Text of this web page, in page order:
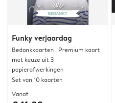
Funky verjaardag
Bedankkaarten | Premium kaart
met keuze uit 3
papierafwerkingen
Set van 10 kaarten
Vanaf